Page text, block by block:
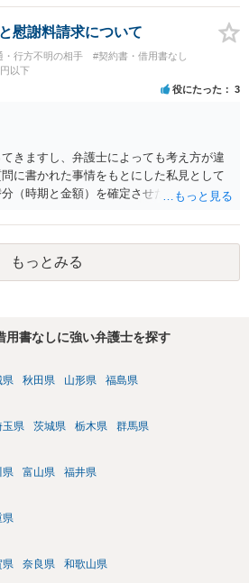
返済期日も過ぎているため、一括返済を
的には、以下の手順で進めるのが効果的
の通知：PayPayのメッセージ等で「分割
、残額の一括払いを求める」旨を明確に
の確認：応じない場合に法的手段（少額
てください。 相手が購入した高額商品
え、応じない場合は法的措置を辞さない姿
と思います。
慰謝料請求について
・行方不明の相手
#契約書・借用書なし
以下
役にたった 3
きますし、弁護士によっても考え方が違
に書かれた事情をもとにした私見として
（時期と金額）を確定させた上で、淡々
る可能性が高そうであれば時間の浪費
空転する）になりますし、支払督促及び
方の住所地が管轄裁判所になるため（特
）対応が面倒な場合があるからです。相
由では、慰謝料請求は通常は認められま
もっとみる
用書なしに強い弁護士を探す
県 秋田県 山形県 福島県
玉県 茨城県 栃木県 群馬県
県 富山県 福井県
県
県 奈良県 和歌山県